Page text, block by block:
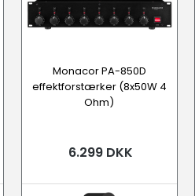
Monacor PA-850D
effektforstærker (8x50W 4
Ohm)
6.299 DKK